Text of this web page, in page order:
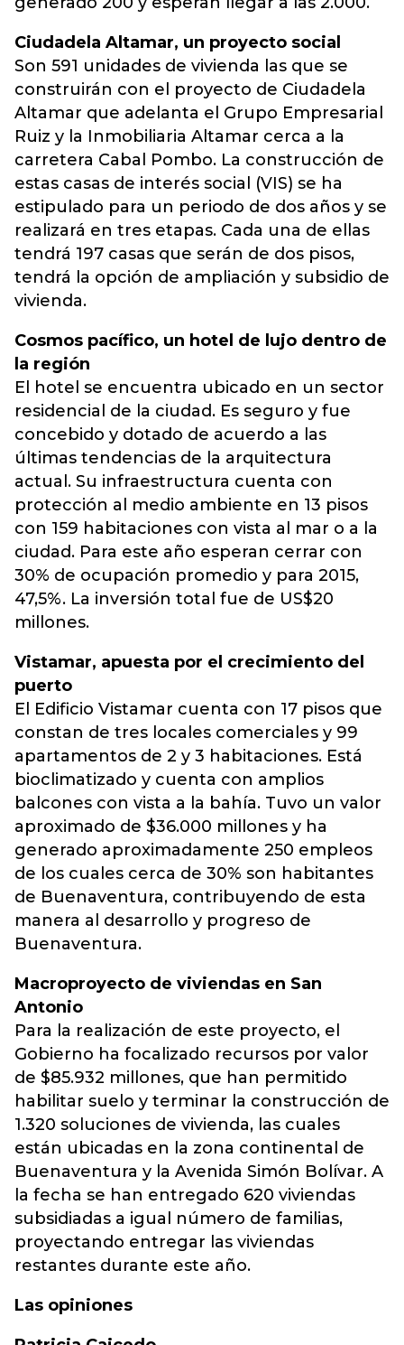
Ciudadela Altamar, un proyecto social
Son 591 unidades de vivienda las que se
construirán con el proyecto de Ciudadela
Altamar que adelanta el Grupo Empresarial
Ruiz y la Inmobiliaria Altamar cerca a la
carretera Cabal Pombo. La construcción de
estas casas de interés social (VIS) se ha
estipulado para un periodo de dos años y se
realizará en tres etapas. Cada una de ellas
tendrá 197 casas que serán de dos pisos,
tendrá la opción de ampliación y subsidio de
vivienda.
Cosmos pacífico, un hotel de lujo dentro de
la región
El hotel se encuentra ubicado en un sector
residencial de la ciudad. Es seguro y fue
concebido y dotado de acuerdo a las
últimas tendencias de la arquitectura
actual. Su infraestructura cuenta con
protección al medio ambiente en 13 pisos
con 159 habitaciones con vista al mar o a la
ciudad. Para este año esperan cerrar con
30% de ocupación promedio y para 2015,
47,5%. La inversión total fue de US$20
millones.
Vistamar, apuesta por el crecimiento del
puerto
El Edificio Vistamar cuenta con 17 pisos que
constan de tres locales comerciales y 99
apartamentos de 2 y 3 habitaciones. Está
bioclimatizado y cuenta con amplios
balcones con vista a la bahía. Tuvo un valor
aproximado de $36.000 millones y ha
generado aproximadamente 250 empleos
de los cuales cerca de 30% son habitantes
de Buenaventura, contribuyendo de esta
manera al desarrollo y progreso de
Buenaventura.
Macroproyecto de viviendas en San
Antonio
Para la realización de este proyecto, el
Gobierno ha focalizado recursos por valor
de $85.932 millones, que han permitido
habilitar suelo y terminar la construcción de
1.320 soluciones de vivienda, las cuales
están ubicadas en la zona continental de
Buenaventura y la Avenida Simón Bolívar. A
la fecha se han entregado 620 viviendas
subsidiadas a igual número de familias,
proyectando entregar las viviendas
restantes durante este año.
Las opiniones